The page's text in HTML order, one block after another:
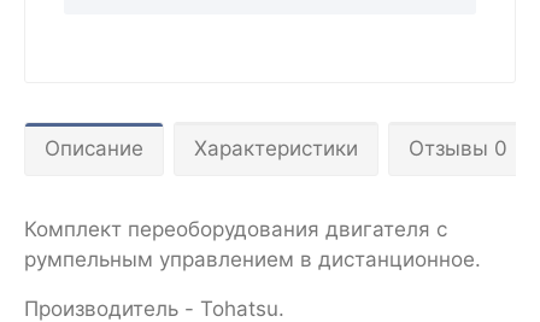
Описание Характеристики Отзывы 0
Комплект переоборудования двигателя с
румпельным управлением в дистанционное.
Производитель - Tohatsu.